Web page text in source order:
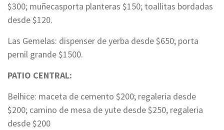
$300; muñecasporta planteras $150; toallitas bordadas
desde $120.
Las Gemelas: dispenser de yerba desde $650; porta
pernil grande $1500.
PATIO CENTRAL:
Belhice: maceta de cemento $200; regaleria desde
$200; camino de mesa de yute desde $250, regaleria
desde $200